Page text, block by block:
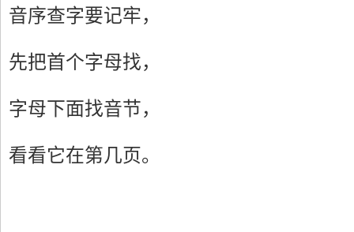
音序查字要记牢，
先把首个字母找，
字母下面找音节，
看看它在第几页。